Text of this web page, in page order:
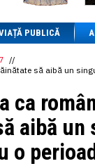
1 BGN= 2.5449
1 CAD= 3.1559
1 CHF= 5.2813
1 CZK = 0.1993
= 0.0860
1 HUF= 1.2223
1 INR= 0.0513
1 JPY= 3.0556
1 KRW = 0.3047
1 MDL= 0.2538
PUBLICĂ
//
să aibă un
ca
aibă
o